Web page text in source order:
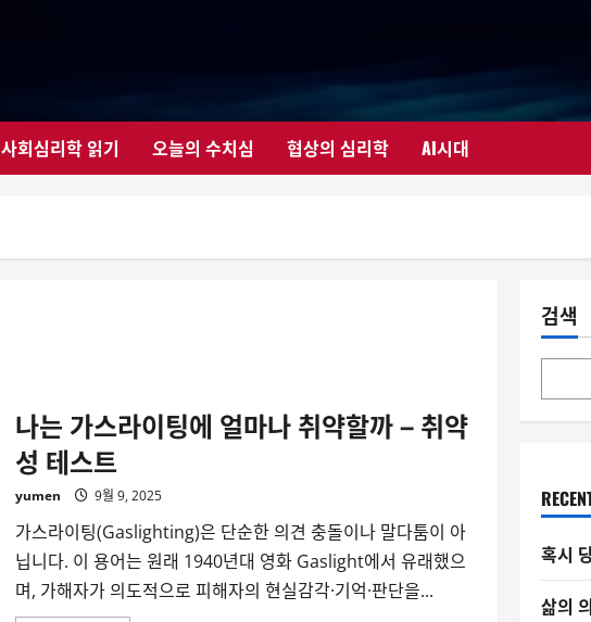
사회심리학 읽기 오늘의 수치심 협상의 심리학 AI시대
나는 가스라이팅에 얼마나 취약할까 – 취약
성 테스트
yumen 9월 9, 2025
가스라이팅(Gaslighting)은 단순한 의견 충돌이나 말다툼이 아
닙니다. 이 용어는 원래 1940년대 영화 Gaslight에서 유래했으
며, 가해자가 의도적으로 피해자의 현실감각·기억·판단을...
검색
혹시
삶의